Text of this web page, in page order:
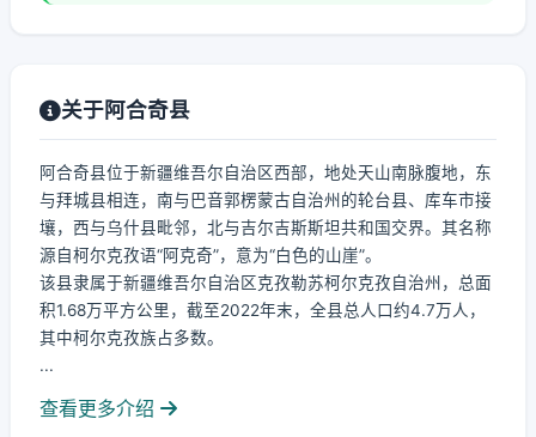
关于阿合奇县
阿合奇县位于新疆维吾尔自治区西部，地处天山南脉腹地，东
与拜城县相连，南与巴音郭楞蒙古自治州的轮台县、库车市接
壤，西与乌什县毗邻，北与吉尔吉斯斯坦共和国交界。其名称
源自柯尔克孜语“阿克奇”，意为“白色的山崖”。
该县隶属于新疆维吾尔自治区克孜勒苏柯尔克孜自治州，总面
积1.68万平方公里，截至2022年末，全县总人口约4.7万人，
其中柯尔克孜族占多数。
...
查看更多介绍